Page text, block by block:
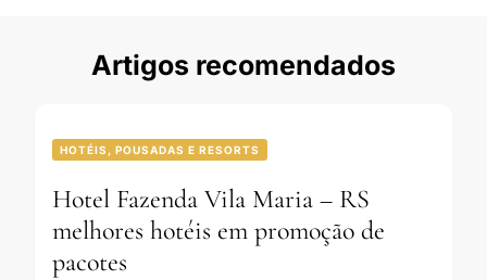
Artigos recomendados
HOTÉIS, POUSADAS E RESORTS
Hotel Fazenda Vila Maria – RS
melhores hotéis em promoção de
pacotes